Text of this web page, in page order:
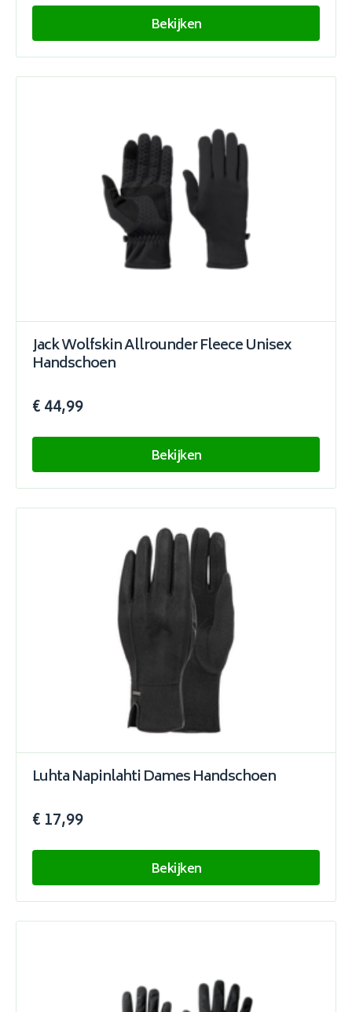
Bekijken
Jack Wolfskin Allrounder Fleece Unisex
Handschoen
€ 44,99
Bekijken
Luhta Napinlahti Dames Handschoen
€ 17,99
Bekijken